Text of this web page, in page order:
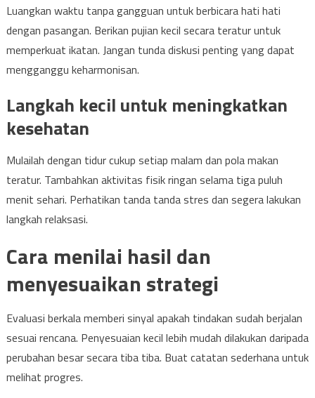
Luangkan waktu tanpa gangguan untuk berbicara hati hati
dengan pasangan. Berikan pujian kecil secara teratur untuk
memperkuat ikatan. Jangan tunda diskusi penting yang dapat
mengganggu keharmonisan.
Langkah kecil untuk meningkatkan
kesehatan
Mulailah dengan tidur cukup setiap malam dan pola makan
teratur. Tambahkan aktivitas fisik ringan selama tiga puluh
menit sehari. Perhatikan tanda tanda stres dan segera lakukan
langkah relaksasi.
Cara menilai hasil dan
menyesuaikan strategi
Evaluasi berkala memberi sinyal apakah tindakan sudah berjalan
sesuai rencana. Penyesuaian kecil lebih mudah dilakukan daripada
perubahan besar secara tiba tiba. Buat catatan sederhana untuk
melihat progres.